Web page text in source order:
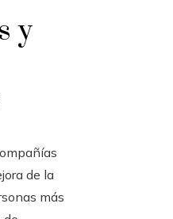
y
de la
más